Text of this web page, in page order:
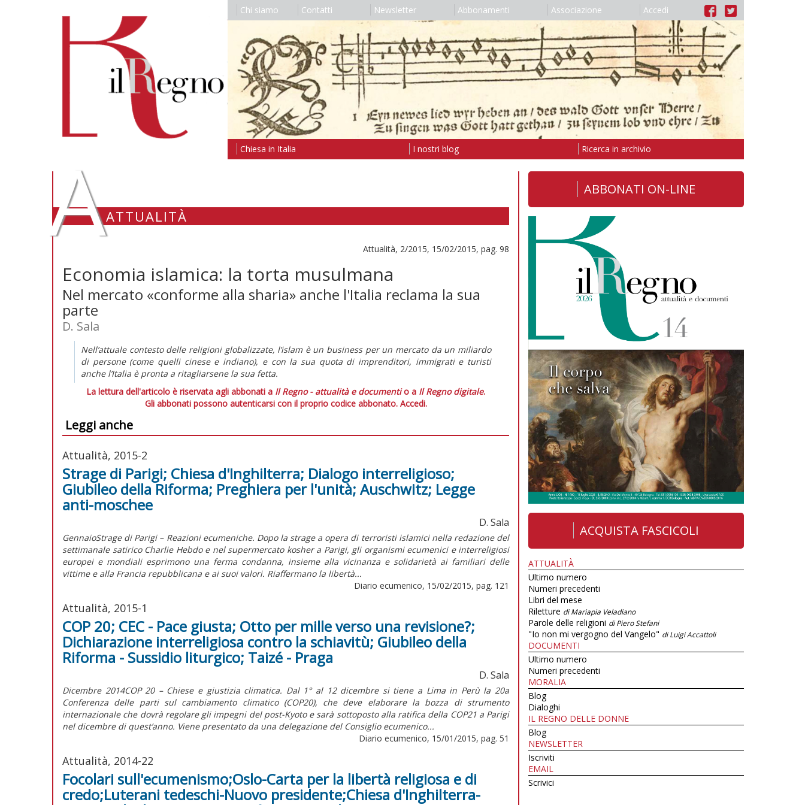
Chi siamo Contatti Newsletter Abbonamenti Associazione Accedi
Chiesa in Italia I nostri blog Ricerca in archivio
AATTUALITÀ
Attualità, 2/2015, 15/02/2015, pag. 98
Economia islamica: la torta musulmana
Nel mercato «conforme alla sharia» anche l'Italia reclama la sua
parte
D. Sala
Nell’attuale contesto delle religioni globalizzate, l’islam è un business per un mercato da un miliardo
di persone (come quelli cinese e indiano), e con la sua quota di imprenditori, immigrati e turisti
anche l’Italia è pronta a ritagliarsene la sua fetta.
La lettura dell'articolo è riservata agli abbonati a Il Regno - attualità e documentio a Il Regno digitale.
Gli abbonati possono autenticarsi con il proprio codice abbonato. Accedi.
Leggi anche
Attualità, 2015-2
Strage di Parigi; Chiesa d'Inghilterra; Dialogo interreligioso;
Giubileo della Riforma; Preghiera per l'unità; Auschwitz; Legge
anti-moschee
D. Sala
GennaioStrage di Parigi – Reazioni ecumeniche. Dopo la strage a opera di terroristi islamici nella redazione del
settimanale satirico Charlie Hebdo e nel supermercato kosher a Parigi, gli organismi ecumenici e interreligiosi
europei e mondiali esprimono una ferma condanna, insieme alla vicinanza e solidarietà ai familiari delle
vittime e alla Francia repubblicana e ai suoi valori. Riaffermano la libertà...
Diario ecumenico, 15/02/2015, pag. 121
Attualità, 2015-1
COP 20; CEC - Pace giusta; Otto per mille verso una revisione?;
Dichiarazione interreligiosa contro la schiavitù; Giubileo della
Riforma - Sussidio liturgico; Taizé - Praga
D. Sala
Dicembre 2014COP 20 – Chiese e giustizia climatica. Dal 1° al 12 dicembre si tiene a Lima in Perù la 20a
Conferenza delle parti sul cambiamento climatico (COP20), che deve elaborare la bozza di strumento
internazionale che dovrà regolare gli impegni del post-Kyoto e sarà sottoposto alla ratifica della COP21 a Parigi
nel dicembre di quest’anno. Viene presentato da una delegazione del Consiglio ecumenico...
Diario ecumenico, 15/01/2015, pag. 51
Attualità, 2014-22
Focolari sull'ecumenismo;Oslo-Carta per la libertà religiosa e di
credo;Luterani tedeschi-Nuovo presidente;Chiesa d'Inghilterra-
ABBONATI ON-LINE
ACQUISTA FASCICOLI
ATTUALITÀ
Ultimo numero
Numeri precedenti
Libri del mese
Riletture di Mariapia Veladiano
Parole delle religioni di Piero Stefani
"Io non mi vergogno del Vangelo" di Luigi Accattoli
DOCUMENTI
Ultimo numero
Numeri precedenti
MORALIA
Blog
Dialoghi
IL REGNO DELLE DONNE
Blog
NEWSLETTER
Iscriviti
EMAIL
Scrivici